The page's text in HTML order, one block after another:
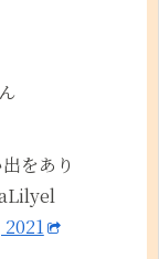
をあり